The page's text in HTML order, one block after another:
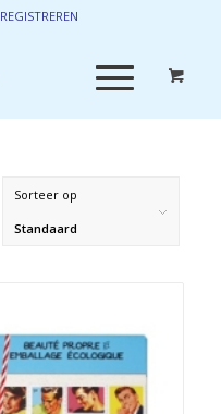
REGISTREREN
Sorteer op
Standaard